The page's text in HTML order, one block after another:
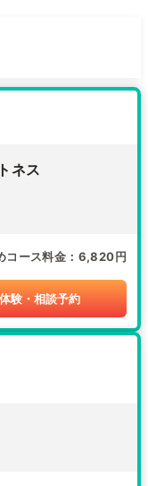
ネス
コース料金 6,820円
体験・相談予約